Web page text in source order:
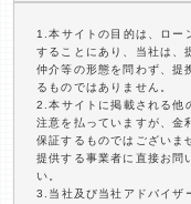
1.本サイトの目的は、ロー
することにあり、当社は、
仲介等の形態を問わず、提
るものではありません。
2.本サイトに掲載される他
注意を払っていますが、金
保証するものではございま
提供する事業者に直接お問
い。
3.当社及び当社アドバイザ